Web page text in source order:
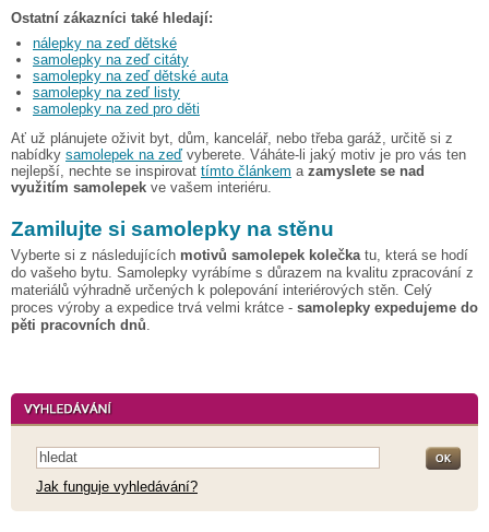
Ostatní zákazníci také hledají:
nálepky na zeď dětské
samolepky na zeď citáty
samolepky na zeď dětské auta
samolepky na zeď listy
samolepky na zed pro děti
Ať už plánujete oživit byt, dům, kancelář, nebo třeba garáž, určitě si z
nabídky samolepek na zeďvyberete. Váháte-li jaký motiv je pro vás ten
nejlepší, nechte se inspirovat tímto článkem a zamyslete se nad
využitím samolepek ve vašem interiéru.
Zamilujte si samolepky na stěnu
Vyberte si z následujících motivů samolepek kolečkatu, která se hodí
do vašeho bytu. Samolepky vyrábíme s důrazem na kvalitu zpracování z
materiálů výhradně určených k polepování interiérových stěn. Celý
proces výroby a expedice trvá velmi krátce - samolepky expedujeme do
pěti pracovních dnů.
Jak funguje vyhledávání?